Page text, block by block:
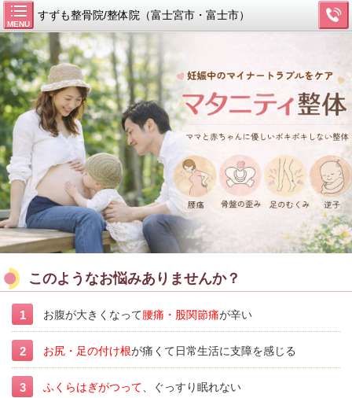
MENU
すずも整骨院/整体院（富士宮市・富士市）
このようなお悩みありませんか？
お腹が大きくなって腰痛・股関節痛が辛い
お尻・足の付け根が痛くて日常生活に支障を感じる
ふくらはぎがつって、ぐっすり眠れない